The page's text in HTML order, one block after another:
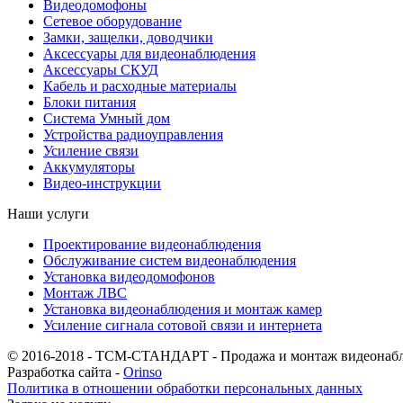
Видеодомофоны
Сетевое оборудование
Замки, защелки, доводчики
Аксессуары для видеонаблюдения
Аксессуары СКУД
Кабель и расходные материалы
Блоки питания
Система Умный дом
Устройства радиоуправления
Усиление связи
Аккумуляторы
Видео-инструкции
Наши услуги
Проектирование видеонаблюдения
Обслуживание систем видеонаблюдения
Установка видеодомофонов
Монтаж ЛВС
Установка видеонаблюдения и монтаж камер
Усиление сигнала сотовой связи и интернета
© 2016-2018 - ТСМ-СТАНДАРТ - Продажа и монтаж
Разработка сайта - Orinso
Политика в отношении обработки персональных данных